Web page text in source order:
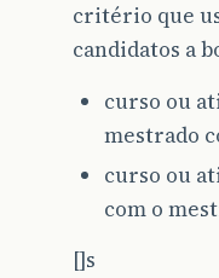
critério que
candidatos a
curso ou
mestrado
curso ou
com o
[]s